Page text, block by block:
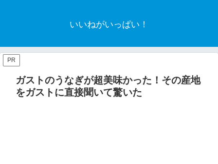
いいねがいっぱい！
PR
ガストのうなぎが超美味かった！その産地
をガストに直接聞いて驚いた